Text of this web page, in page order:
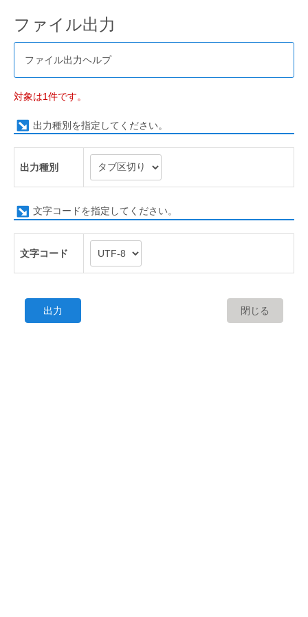
ファイル出力
ファイル出力ヘルプ
対象は1件です。
出力種別を指定してください。
出力種別
文字コードを指定してください。
文字コード